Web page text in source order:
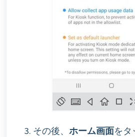
3. その後、 ホーム画面をタ